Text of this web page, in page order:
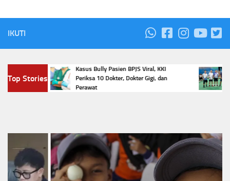
IKUTI
Top Stories
Kasus Bully Pasien BPJS Viral, KKI
Periksa 10 Dokter, Dokter Gigi, dan
Perawat
Cup